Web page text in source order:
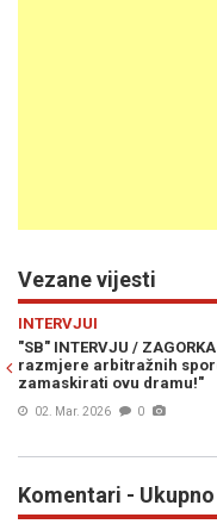
Vezane vijesti
INTERVJUI
"SB" INTERVJU /
razmjere arbitražnih
zamaskirati ovu dramu!"
02. Mar. 2026 0
Komentari - Ukupno